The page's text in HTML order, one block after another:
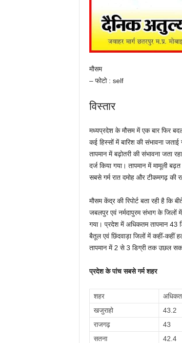
मौसम
– फोटो : self
विस्तार
मध्यप्रदेश के मौसम में एक बार फिर
कई हिस्सों में बारिश की संभावना
तापमान में बढ़ोतरी की संभावना जता
दर्ज किया गया। तापमान में मामूली
सबसे गर्म रात दमोह और टीकमगढ़ की
मौसम केंद्र की रिपोर्ट बता रही है कि
जबलपुर एवं नर्मदापुरम संभाग के जिलों
गया। प्रदेश में अधिकतम तापमान 43
बैतूल एवं छिंदवाड़ा जिलों में कहीं-कहीं
तापमान में 2 से 3 डिग्री तक उछल
प्रदेश के पांच सबसे गर्म शहर
शहर
खजुराहो
43.2
राजगढ़
43
सतना
42.4